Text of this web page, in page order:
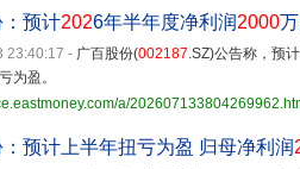
：预计2026年半年度净利润2000
23:40:17 - 广百股份(002187.SZ)公告称，预
为盈。
a/
：预计上半年扭亏为盈 归母净利润